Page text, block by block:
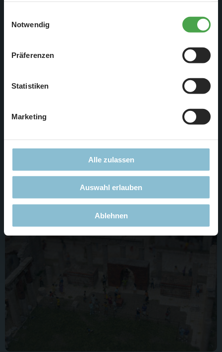
diese Einstellungen jederzeit über die Schaltfläche
zustimmen, beschränken wir uns auf die technisch
notwendigen Cookies. Weitere Informationen finden Sie in
Notwendig
Präferenzen
Statistiken
Marketing
Alle zulassen
Auswahl erlauben
Ablehnen
gestellt: Pompeji!